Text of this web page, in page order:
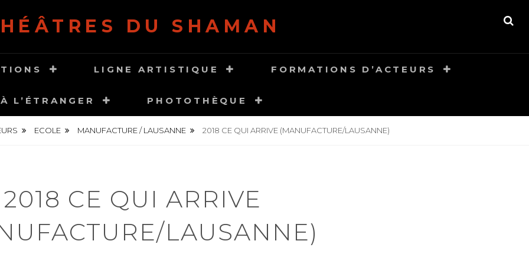
DU SHAMAN
A
LIGNE ARTISTIQUE FORMATIONS D’ACTEURS
À L’ÉTRANGER PHOTOTHÈQUE
ECOLE MANUFACTURE / LAUSANNE 2018 CE QUI ARRIVE (MANUFACTURE/LAUSANNE)
2018 CE QUI ARRIVE
LAUSANNE)